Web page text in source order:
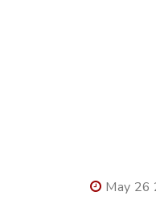
May 26